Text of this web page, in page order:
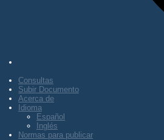
Consultas
Subir Documento
Acerca de
Idioma
Español
Inglés
Normas para publicar